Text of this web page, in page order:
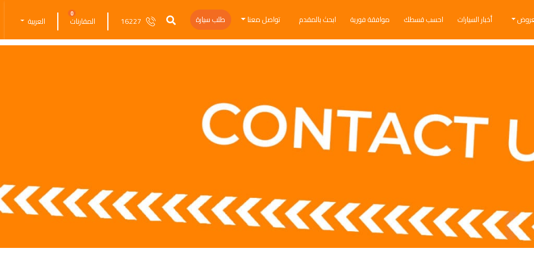
أخبار السيارات احسب قسطك موافقة فورية ابحث بالمقدم تواصل معنا طلب سيارة 16227 المقارنات
0
العربية